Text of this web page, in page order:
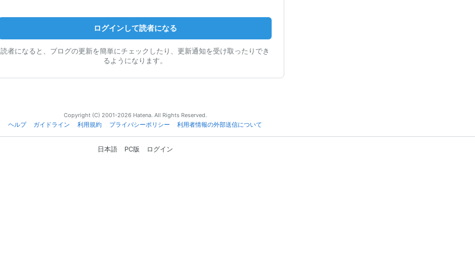
ログインして読者になる
読者になると、ブログの更新を簡単にチェックしたり、更新通知を受け取ったりでき
るようになります。
Copyright (C) 2001-2026 Hatena. All Rights Reserved.
ヘルプ
ガイドライン 利用規約 プライバシーポリシー 利用者情報の外部送信について
日本語 PC版 ログイン